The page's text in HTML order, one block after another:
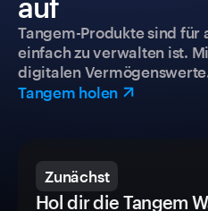
auf
Tangem-Produkte sind für
einfach zu verwalten ist.
digitalen
Tangem holen
Zunächst
Hol dir die Tangem